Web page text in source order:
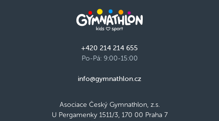
+420 214 214 655
Po-Pá: 9:00-15:00
info@gymnathlon.cz
Asociace Český Gymnathlon, z.s.
U Pergamenky 1511/3, 170 00 Praha 7